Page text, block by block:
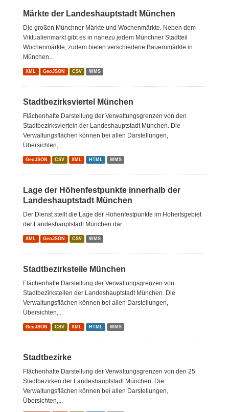
Märkte der Landeshauptstadt München
Die großen Münchner Märkte und Wochenmärkte. Neben dem
Viktualienmarkt gibt es in nahezu jedem Münchner Stadtteil
Wochenmärkte, zudem bieten verschiedene Bauernmärkte in
München...
XML GeoJSON CSV WMS
Stadtbezirksviertel München
Flächenhafte Darstellung der Verwaltungsgrenzen von den
Stadtbezirksvierteln der Landeshauptstadt München. Die
Verwaltungsflächen können bei allen Darstellungen,
Übersichten,...
GeoJSON CSV XML HTML WMS
Lage der Höhenfestpunkte innerhalb der
Landeshauptstadt München
Der Dienst stellt die Lage der Höhenfestpunkte im Hoheitsgebiet
der Landeshauptstadt München dar.
XML GeoJSON CSV WMS
Stadtbezirksteile München
Flächenhafte Darstellung der Verwaltungsgrenzen von
Stadtbezirksteilen der Landeshauptstadt München. Die
Verwaltungsflächen können bei allen Darstellungen,
Übersichten,...
GeoJSON CSV XML HTML WMS
Stadtbezirke
Flächenhafte Darstellung der Verwaltungsgrenzen von den 25
Stadtbezirken der Landeshauptstadt München. Die
Verwaltungsflächen können bei allen Darstellungen,
Übersichten,...